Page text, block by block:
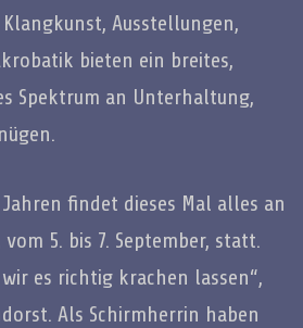
Ausstellungen,
bieten ein breites,
Spektrum an Unterhaltung,
findet dieses Mal alles an
5. bis 7. September, statt.
es richtig krachen lassen“,
Als Schirmherrin haben